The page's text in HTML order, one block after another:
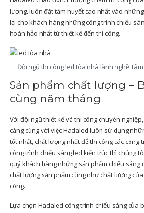
lượng, luôn đặt tâm huyết cao nhất vào
lại cho khách hàng những công trình chiếu
hoàn hảo nhất từ thiết kế đến thi công.
Đội ngũ thi công led tòa nhà lành nghề,
Sản phẩm chất lượng –
cùng năm tháng
Với đội ngũ thiết kế và thi công chuyên
càng cùng với việc Hadaled luôn sử dụng
tốt nhất, chất lượng nhất để thi công các công
công trình chiếu sáng led kiến trúc thì chúng
quý khách hàng những sản phẩm chiếu sáng
chất lượng sản phẩm cũng như chất lượng
công.
Lựa chọn Hadaled công trình chiếu sáng của